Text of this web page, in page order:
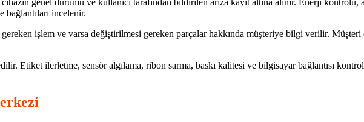
genel durumu ve kullanıcı tarafından bildirilen arıza kayıt altına alınır. Enerji kontrolü,
bağlantıları incelenir.
gereken işlem ve varsa değiştirilmesi gereken parçalar hakkında müşteriye bilgi verilir. Müşteri
Etiket ilerletme, sensör algılama, ribon sarma, baskı kalitesi ve bilgisayar bağlantısı